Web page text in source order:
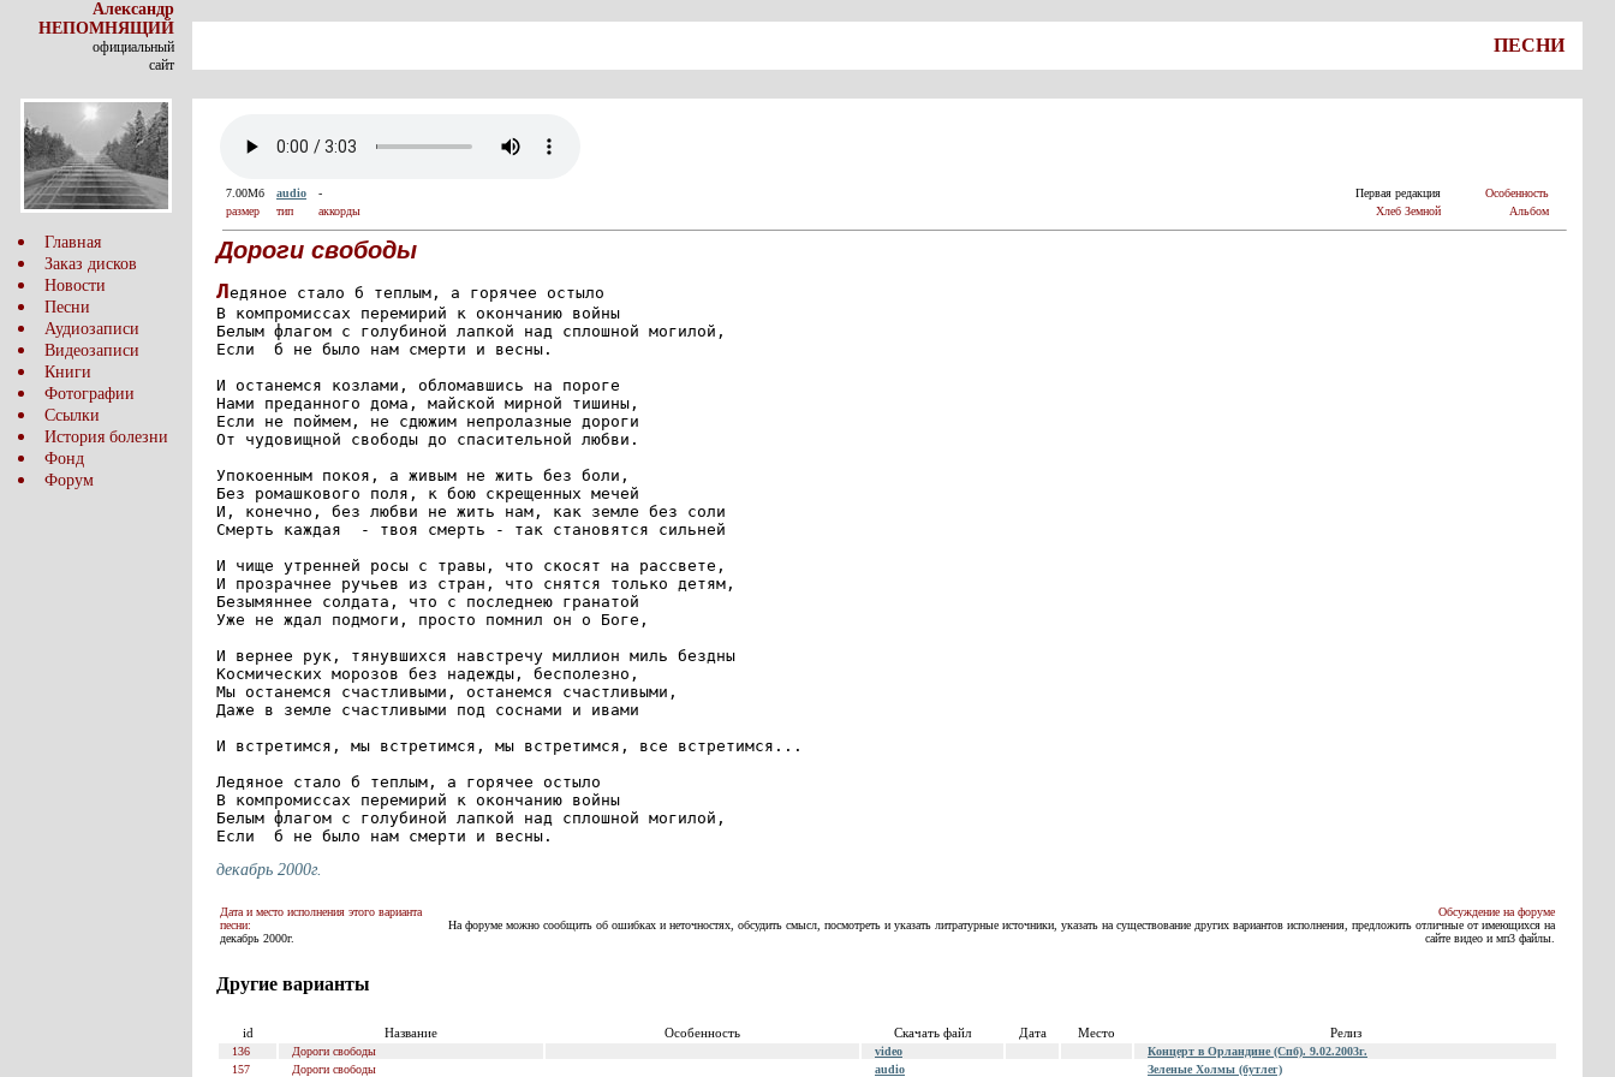
Александр
НЕПОМНЯЩИЙ
официальный
сайт
ПЕСНИ
Главная
Заказ дисков
Новости
Песни
Аудиозаписи
Видеозаписи
Книги
Фотографии
Ссылки
История болезни
Фонд
Форум
7.00Мб audio
-
размер
тип аккорды
Первая редакция
Особенность
Хлеб Земной
Альбом
Дороги свободы
Ледяное стало б теплым, а горячее остыло
В компромиссах перемирий к окончанию войны
Белым флагом с голубиной лапкой над сплошной могилой,
Если  б не было нам смерти и весны.
И останемся козлами, обломавшись на пороге
Нами преданного дома, майской мирной тишины,
Если не поймем, не сдюжим непролазные дороги
От чудовищной свободы до спасительной любви.
Упокоенным покоя, а живым не жить без боли,
Без ромашкового поля, к бою скрещенных мечей
И, конечно, без любви не жить нам, как земле без соли
Смерть каждая  - твоя смерть - так становятся сильней
И чище утренней росы с травы, что скосят на рассвете,
И прозрачнее ручьев из стран, что снятся только детям,
Безымяннее солдата, что с последнею гранатой
Уже не ждал подмоги, просто помнил он о Боге,
И вернее рук, тянувшихся навстречу миллион миль бездны
Космических морозов без надежды, бесполезно,
Мы останемся счастливыми, останемся счастливыми,
Даже в земле счастливыми под соснами и ивами
И встретимся, мы встретимся, мы встретимся, все встретимся...
Ледяное стало б теплым, а горячее остыло
В компромиссах перемирий к окончанию войны
Белым флагом с голубиной лапкой над сплошной могилой,
Если  б не было нам смерти и весны.
декабрь 2000г.
Дата и место исполнения этого варианта
песни:
декабрь 2000г.
Обсуждение на форуме
На форуме можно сообщить об ошибках и неточностях, обсудить смысл, посмотреть и указать литратурные источники, указать на существование других вариантов исполнения, предложить отличные от имеющихся на
сайте видео и мп3 файлы.
Другие варианты
id Название Особенность Скачать файл Дата Место Релиз
136 Дороги свободы video
Концерт в Орландине (Спб). 9.02.2003г.
157
Дороги свободы audio Зеленые Холмы (бутлег)